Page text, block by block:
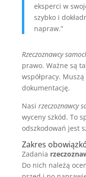
eksperci w
szybko i
napraw.”
Rzeczoznawcy
prawo. Ważne są
współpracy.
dokumentację.
Nasi rzeczoznawcy
wyceny szkód. To
odszkodowań jest
Zakres
Zadania
Do nich należą